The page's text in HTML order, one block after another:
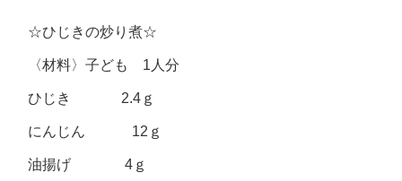
☆ひじきの炒り煮☆
〈材料〉子ども 1人分
ひじき 2.4ｇ
にんじん 12ｇ
油揚げ 4ｇ